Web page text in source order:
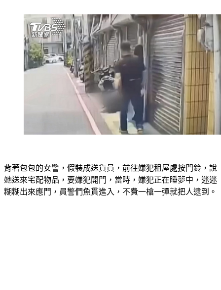
背著包包的女警，假裝成送貨員，前往嫌犯租屋處按門鈴，說
她送來宅配物品，要嫌犯開門，當時，嫌犯正在睡夢中，迷迷
糊糊出來應門，員警們魚貫進入，不費一槍一彈就把人逮到。